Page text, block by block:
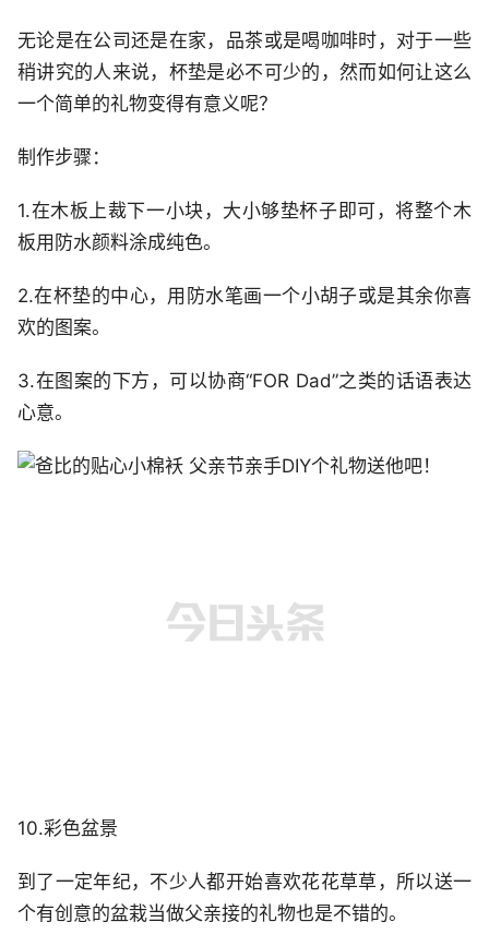
无论是在公司还是在家，品茶或是喝咖啡时，对于一些
稍讲究的人来说，杯垫是必不可少的，然而如何让这么
一个简单的礼物变得有意义呢？
制作步骤：
1.在木板上裁下一小块，大小够垫杯子即可，将整个木
板用防水颜料涂成纯色。
2.在杯垫的中心，用防水笔画一个小胡子或是其余你喜
欢的图案。
3.在图案的下方，可以协商“FOR Dad”之类的话语表达
心意。
10.彩色盆景
到了一定年纪，不少人都开始喜欢花花草草，所以送一
个有创意的盆栽当做父亲接的礼物也是不错的。